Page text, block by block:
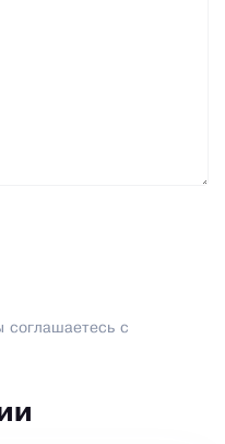
соглашаетесь с